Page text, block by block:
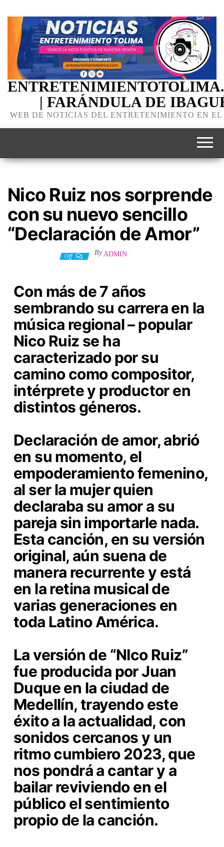
| FARÁNDULA DE
WEB DE NOTICIAS DEL ENTRETENIMIENTO EN
Nico Ruiz nos sorprende
con su nuevo sencillo
“Declaración de Amor”
Off By ADMIN
Con más de 7 años
sembrando su carrera en la
música regional – popular
Nico Ruiz se ha
caracterizado por su
camino como compositor,
intérprete y productor en
distintos géneros.
Declaración de amor, abrió
en su momento, el
empoderamiento femenino,
al ser la mujer quien
declaraba su amor a su
pareja sin importarle nada.
Esta canción, en su versión
original, aún suena de
manera recurrente y está
en la retina musical de
varias generaciones en
toda Latino América.
La versión de “NIco Ruiz”
fue producida por Juan
Duque en la ciudad de
Medellín, trayendo este
éxito a la actualidad, con
sonidos cercanos y un
ritmo cumbiero 2023, que
nos pondrá a cantar y a
bailar reviviendo en el
público el sentimiento
propio de la canción.